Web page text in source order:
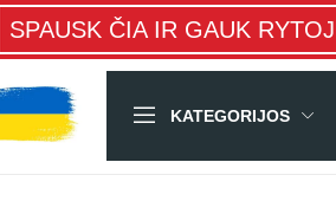
SPAUSK ČIA IR GAUK RYTOJ
KATEGORIJOS